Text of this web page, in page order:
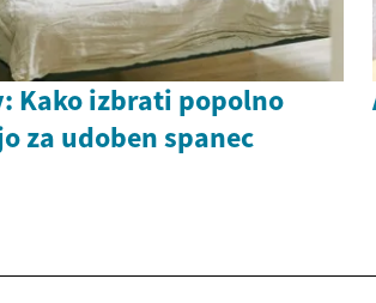
Kako izbrati popolno
za udoben spanec